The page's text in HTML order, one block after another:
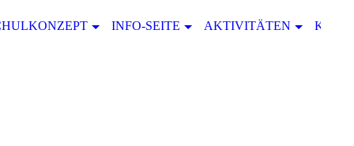
INFO-SEITE AKTIVITÄTEN